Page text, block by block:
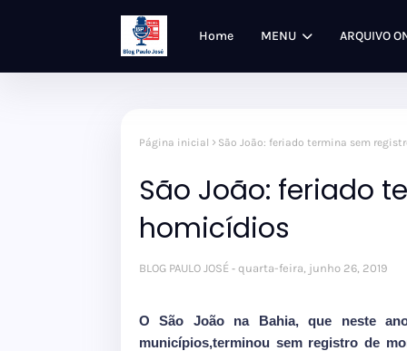
Home MENU ARQUIVO
Página inicial São João: feriado termina sem
São João: feriado
homicídios
BLOG PAULO JOSÉ quarta-feira, junho 26, 2019
O São João na Bahia, que neste
municípios,terminou sem registro de